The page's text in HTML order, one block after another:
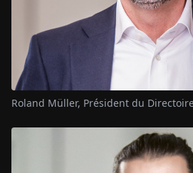
Roland Müller, Président du